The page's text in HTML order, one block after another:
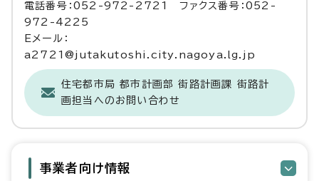
電話番号：052-972-2721 ファクス番号：052-
972-4225
Eメール：
a2721@jutakutoshi.city.nagoya.lg.jp
住宅都市局 都市計画部 街路計画課 街路計
画担当へのお問い合わせ
事業者向け情報